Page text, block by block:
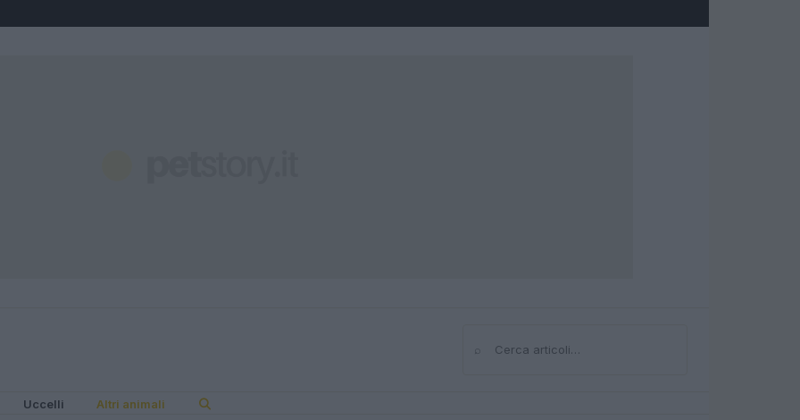
Cerca
Uccelli Altri animali